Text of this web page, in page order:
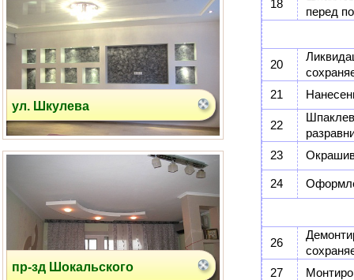
пр-зд Шокальского
Соловьиная Роща
18
перед
20
21
22
23
24
26
27